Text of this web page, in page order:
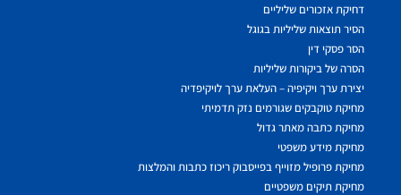
דחיקת אזכורים שליליים
הסיר תוצאות שליליות בגוגל
הסר פסקי דין
הסרה של ביקורות שליליות
יצירת ערך ויקיפיה – העלאת ערך לויקיפדיה
מחיקת טוקבקים שגורמים נזק תדמיתי
מחיקת כתבה מאתר גדול
מחיקת מידע משפטי
מחיקת פרופיל מזוייף בפייסבוק ריכוז כתבות והמלצות
מחיקת תיקים משפטיים